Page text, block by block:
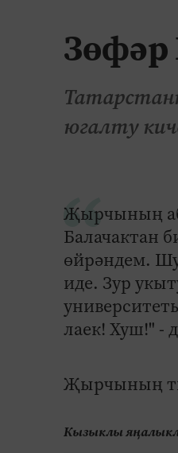
Зөфәр
югалту
Җырчының
Балачактан
өйрәндем.
иде. Зур
лаек! Хуш!" -
Җырчының
Кызыклы